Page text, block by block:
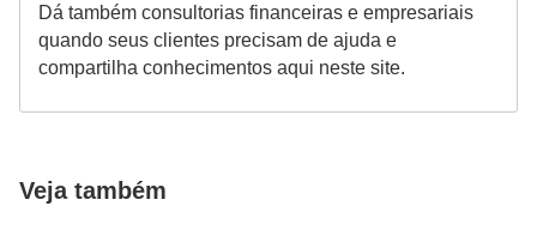
Dá também consultorias financeiras e empresariais
quando seus clientes precisam de ajuda e
compartilha conhecimentos aqui neste site.
Veja também
n
t
o